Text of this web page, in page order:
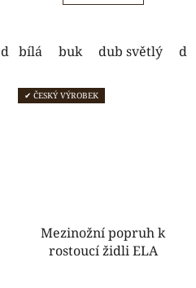
dub tmavý ořech wenge
bílá buk dub světlý
✔ ČESKÝ VÝROBEK
Mezinožní popruh k
rostoucí židli ELA